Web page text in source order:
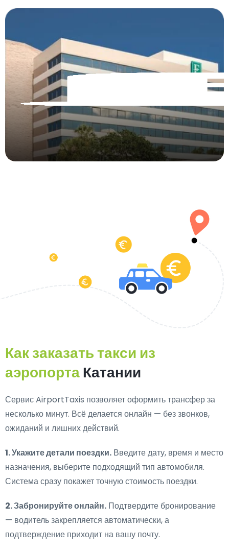
Как заказать такси из
аэропортаКатании
Сервис AirportTaxis позволяет оформить трансфер за
несколько минут. Всё делается онлайн — без звонков,
ожиданий и лишних действий.
1. Укажите детали поездки. Введите дату, время и место
назначения, выберите подходящий тип автомобиля.
Система сразу покажет точную стоимость поездки.
2. Забронируйте онлайн. Подтвердите бронирование
— водитель закрепляется автоматически, а
подтверждение приходит на вашу почту.